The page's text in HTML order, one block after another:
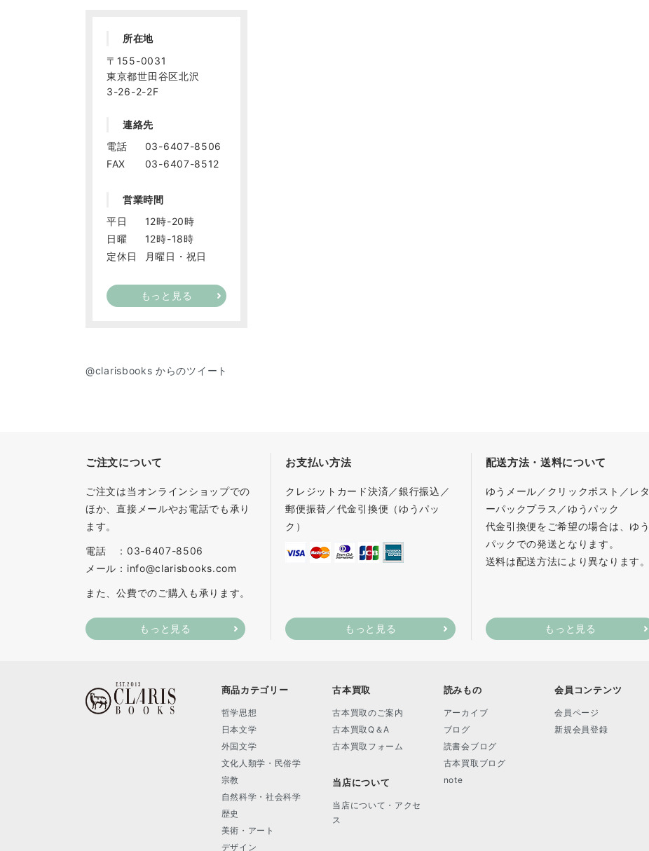
所在地
〒155-0031
東京都世田谷区北沢
3-26-2-2F
連絡先
電話
03-6407-8506
FAX
03-6407-8512
営業時間
平日
12時-20時
日曜
12時-18時
定休日
月曜日・祝日
もっと見る
@clarisbooks からのツイート
ご注文について
ご注文は当オンラインショップでの
ほか、直接メールやお電話でも承り
ます。
電話 ：03-6407-8506
メール：info@clarisbooks.com
また、公費でのご購入も承ります。
もっと見る
お支払い方法
クレジットカード決済／銀行振込／
郵便振替／代金引換便（ゆうパッ
ク）
もっと見る
配送方法・送料について
ゆうメール／クリックポスト／レタ
ーパックプラス／ゆうパック
代金引換便をご希望の場合は、ゆう
パックでの発送となります。
送料は配送方法により異なります。
もっと見る
商品カテゴリー
哲学思想
日本文学
外国文学
文化人類学・民俗学
宗教
自然科学・社会科学
歴史
美術・アート
デザイン
古本買取
古本買取のご案内
古本買取Q＆A
古本買取フォーム
当店について
当店について・アクセ
ス
読みもの
アーカイブ
ブログ
読書会ブログ
古本買取ブログ
note
会員コンテンツ
会員ページ
新規会員登録